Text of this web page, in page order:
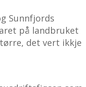
Sunnfjords
på landbruket
det vert ikkje